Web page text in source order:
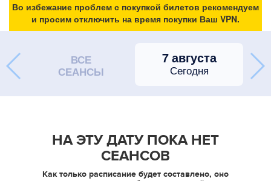
Во избежание проблем с покупкой билетов рекомендуем
и просим отключить на время покупки Ваш VPN.
ВСЕ
СЕАНСЫ
7 августа
Сегодня
НА ЭТУ ДАТУ ПОКА НЕТ
СЕАНСОВ
Как только расписание будет составлено, оно